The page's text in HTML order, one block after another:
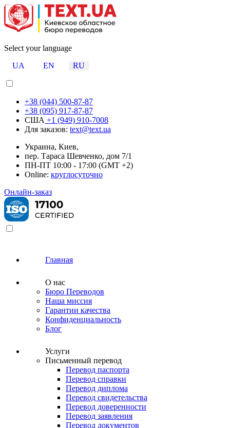
Select your language
UA
EN RU
+38 (044) 500-87-87
+38 (095) 917-87-87
США +1 (949) 910-7008
Для заказов: text@text.ua
Украина, Киев,
пер. Тараса Шевченко, дом 7/1
ПН-ПТ 10:00 - 17:00 (GMT +2)
Online: круглосуточно
Онлайн-заказ
Главная
О нас
Бюро Переводов
Наша миссия
Гарантии качества
Конфиденциальность
Блог
Услуги
Письменный перевод
Перевод паспорта
Перевод справки
Перевод диплома
Перевод свидетельства
Перевод доверенности
Перевод заявления
Перевод документов